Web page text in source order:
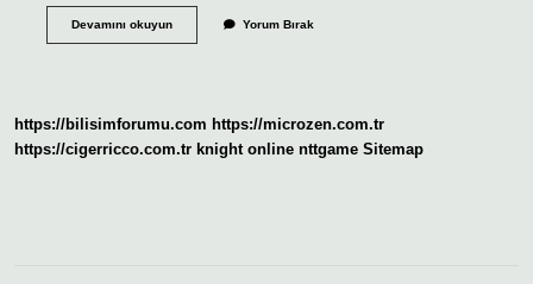
Devamını okuyunNatüralist
Yorum Bırak
https://bilisimforumu.com https://microzen.com.tr
https://cigerricco.com.tr knight online nttgame Sitemap